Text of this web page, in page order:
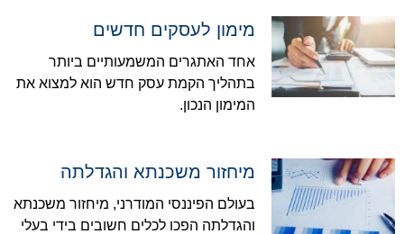
מימון לעסקים חדשים
אחד האתגרים המשמעותיים ביותר
בתהליך הקמת עסק חדש הוא למצוא את
המימון הנכון.
מיחזור משכנתא והגדלתה
בעולם הפיננסי המודרני, מיחזור משכנתא
והגדלתה הפכו לכלים חשובים בידי בעלי